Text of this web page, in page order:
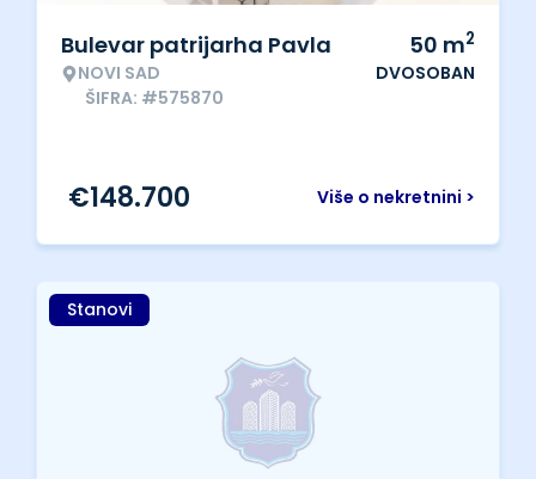
Bulevar patrijarha Pavla
NOVI SAD
ŠIFRA: #575870
50 m2
DVOSOBAN
Više o nekretnini >
€148.700
Stanovi